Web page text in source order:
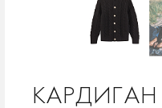
КАРДИГАН